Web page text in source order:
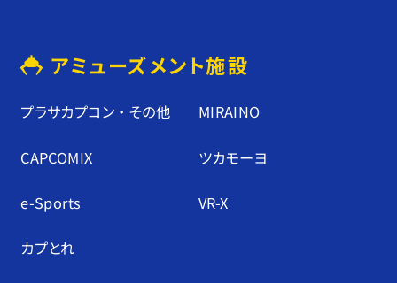
アミューズメント施設
プラサカプコン ・ その他 MIRAINO
CAPCOMIX ツカモーヨ
e-Sports VR-X
カプとれ